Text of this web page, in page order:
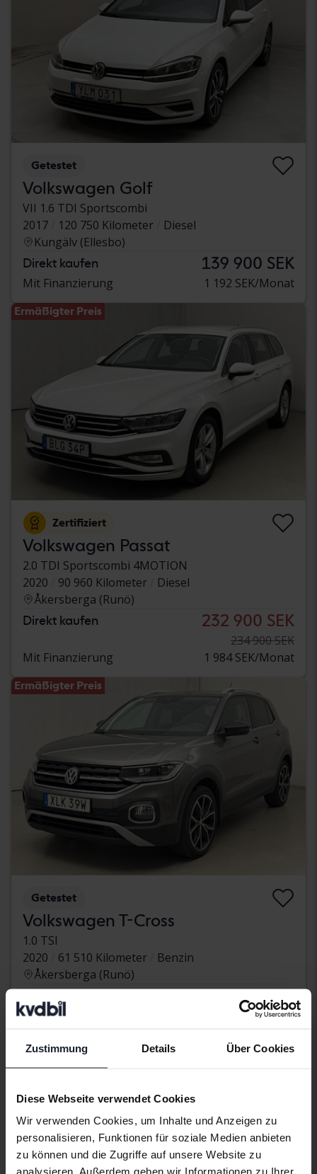
Zustimmung Details Über Cookies
Diese Webseite verwendet Cookies
Wir verwenden Cookies, um Inhalte und Anzeigen zu
personalisieren, Funktionen für soziale Medien anbieten
zu können und die Zugriffe auf unsere Website zu
analysieren. Außerdem geben wir Informationen zu Ihrer
Getestet
Volkswagen Golf
VII 1.6 TDI Sportscombi
2017
120 750 Kilometer
Diesel
Kungälv (Ellesbo)
Direkt kaufen 139 900 SEK
Mit Finanzierung 1 192 SEK/Monat
Ermäßigter Preis
Zertifiziert
Volkswagen Passat
2.0 TDI Sportscombi 4MOTION
2020
90 960 Kilometer
Diesel
Åkersberga (Runö)
Direkt kaufen 232 900 SEK
234 900 SEK
Mit Finanzierung
1 984 SEK/Monat
Ermäßigter Preis
Getestet
Volkswagen T-Cross
1.0 TSI
2020
61 510 Kilometer
Benzin
Åkersberga (Runö)
187 900 SEK
189 800 SEK